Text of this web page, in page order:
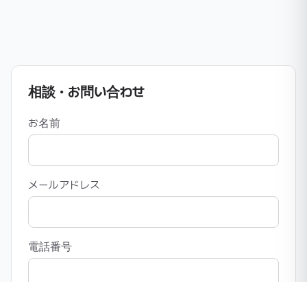
相談・お問い合わせ
お名前
メールアドレス
電話番号